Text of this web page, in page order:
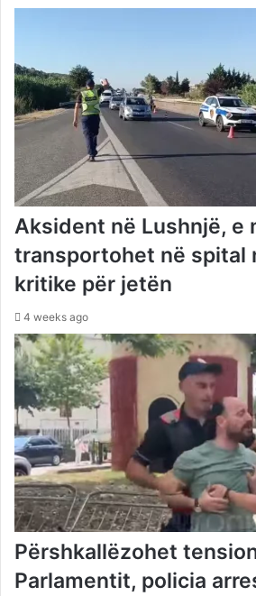
Aksident në Lushnjë, e
transportohet në spital
kritike për jetën
4 weeks ago
Përshkallëzohet
Parlamentit, policia